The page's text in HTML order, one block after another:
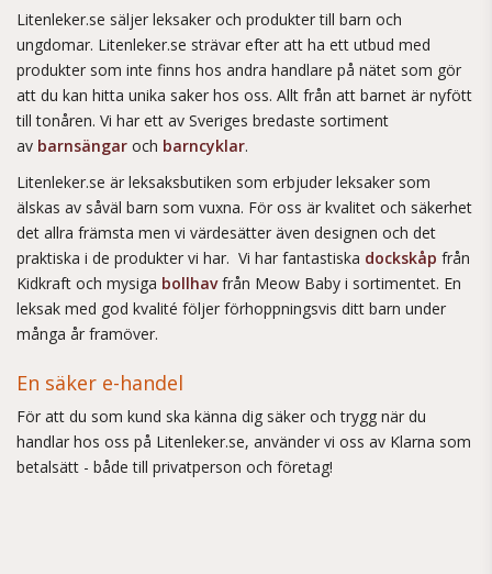
Litenleker.se säljer leksaker och produkter till barn och
ungdomar. Litenleker.se strävar efter att ha ett utbud med
produkter som inte finns hos andra handlare på nätet som gör
att du kan hitta unika saker hos oss. Allt från att barnet är nyfött
till tonåren. Vi har ett av Sveriges bredaste sortiment
av barnsängar och barncyklar.
Litenleker.se är leksaksbutiken som erbjuder leksaker som
älskas av såväl barn som vuxna. För oss är kvalitet och säkerhet
det allra främsta men vi värdesätter även designen och det
praktiska i de produkter vi har. Vi har fantastiska dockskåp från
Kidkraft och mysiga bollhavfrån Meow Baby i sortimentet. En
leksak med god kvalité följer förhoppningsvis ditt barn under
många år framöver.
En säker e-handel
För att du som kund ska känna dig säker och trygg när du
handlar hos oss på Litenleker.se, använder vi oss av Klarna som
betalsätt - både till privatperson och företag!